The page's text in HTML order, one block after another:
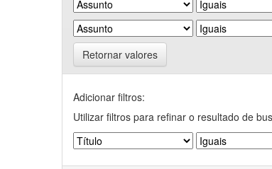
Retornar valores
Adicionar filtros:
Utilizar filtros para refinar o resultado de